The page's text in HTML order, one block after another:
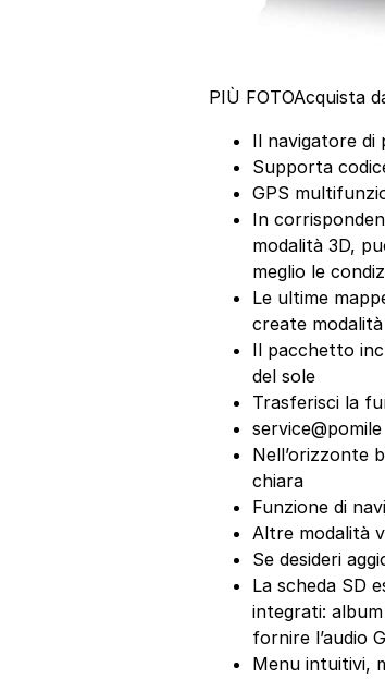
PIÙ FOTOAcquista
Il navigatore di
Supporta
GPS
In
modalità 3D,
meglio le
Le ultime
create
Il pacchetto
del sole
Trasferisci la
service@pomile
Nell’orizzonte
chiara
Funzione di
Altre modalità
Se desideri
La scheda SD
integrati:
fornire l’audio
Menu intuitivi,